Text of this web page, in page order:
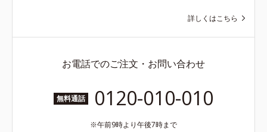
詳しくはこちら
お電話でのご注文・お問い合わせ
無料通話 0120-010-010
午前9時より午後7時まで